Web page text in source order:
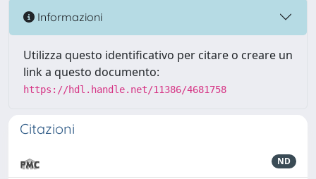
Informazioni
Utilizza questo identificativo per citare o creare un
link a questo documento:
https://hdl.handle.net/11386/4681758
Citazioni
ND